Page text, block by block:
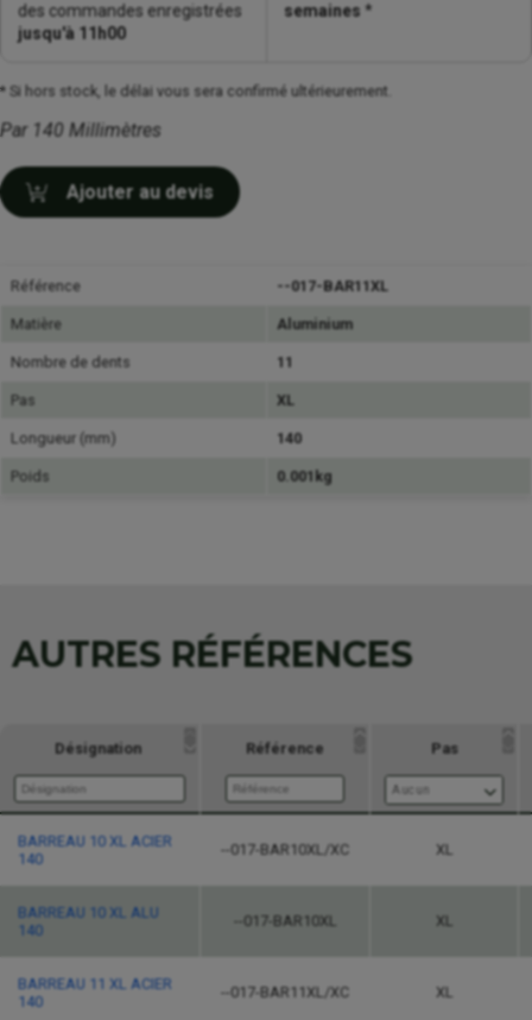
des commandes enregistrées
jusqu'à 11h00
semaines *
* Si hors stock, le délai vous sera confirmé ultérieurement.
Par 140 Millimètres
Ajouter au devis
Référence --017-BAR11XL
Matière Aluminium
Nombre de dents 11
Pas XL
Longueur (mm) 140
Poids 0.001kg
AUTRES RÉFÉRENCES
Désignation Référence Pas
Aucun
Désignation Référence
BARREAU 10 XL ACIER
140
--017-BAR10XL/XC XL
BARREAU 10 XL ALU
140
--017-BAR10XL XL
BARREAU 11 XL ACIER
140
--017-BAR11XL/XC XL